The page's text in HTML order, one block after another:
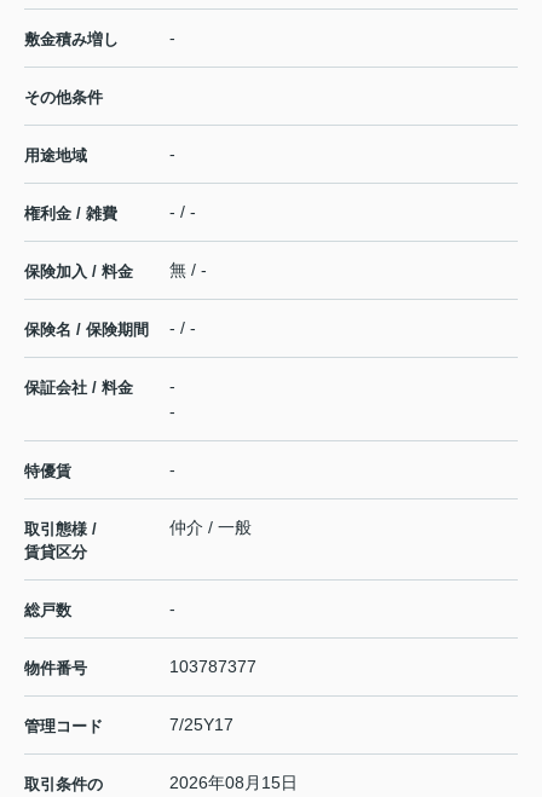
敷金積み増し -
その他条件
用途地域 -
権利金 / 雑費 - / -
保険加入 / 料金 無 / -
保険名 / 保険期間 - / -
保証会社 / 料金
-
-
特優賃 -
取引態様 /
賃貸区分
仲介 / 一般
総戸数 -
物件番号 103787377
管理コード 7/25Y17
取引条件の
2026年08月15日